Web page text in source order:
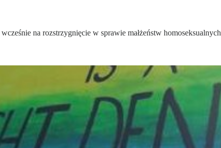
na rozstrzygnięcie w sprawie małżeństw homoseksualnych